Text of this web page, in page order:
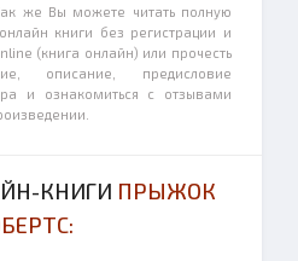
же Вы можете читать полную
книги без регистрации и
(книга онлайн) или прочесть
описание, предисловие
и ознакомиться с отзывами
КНИГИ ПРЫЖОК